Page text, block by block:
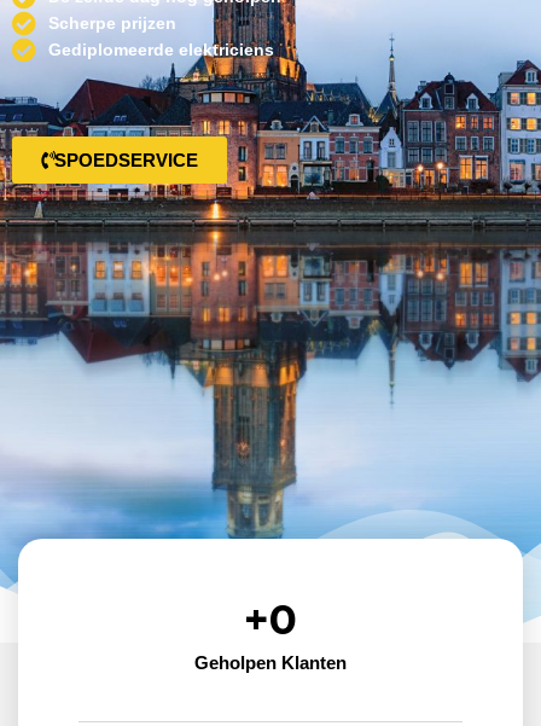
Scherpe prijzen
Gediplomeerde elektriciens
SPOEDSERVICE
Geholpen Klanten
+0